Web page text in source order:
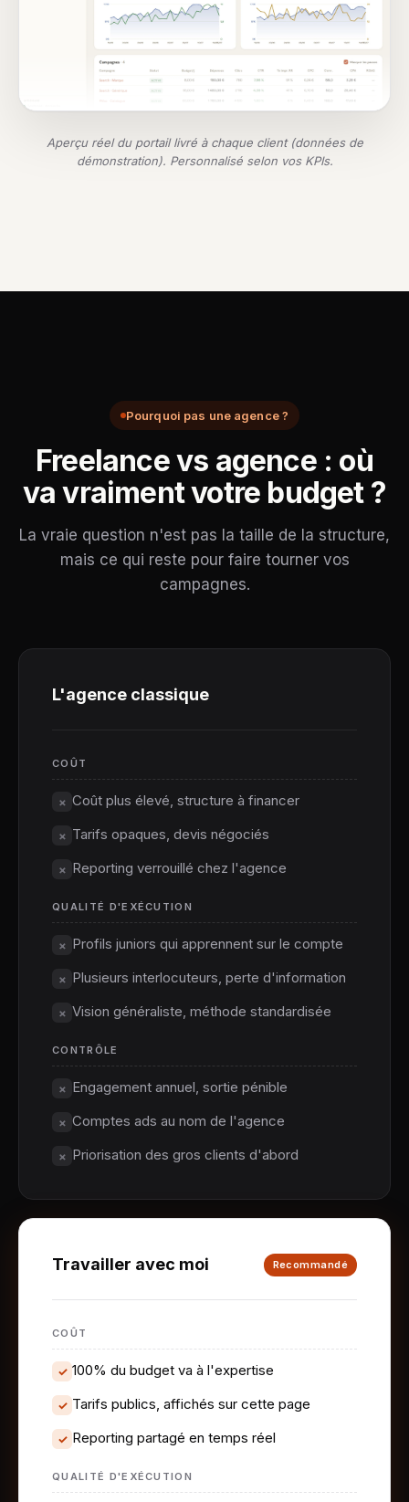
Aperçu réel du portail livré à chaque client (données de
démonstration). Personnalisé selon vos KPIs.
Pourquoi pas une agence ?
Freelance vs agence : où
va vraiment votre budget ?
La vraie question n'est pas la taille de la structure,
mais ce qui reste pour faire tourner vos
campagnes.
L'agence classique
COÛT
× Coût plus élevé, structure à financer
× Tarifs opaques, devis négociés
× Reporting verrouillé chez l'agence
QUALITÉ D'EXÉCUTION
× Profils juniors qui apprennent sur le compte
× Plusieurs interlocuteurs, perte d'information
× Vision généraliste, méthode standardisée
CONTRÔLE
× Engagement annuel, sortie pénible
× Comptes ads au nom de l'agence
× Priorisation des gros clients d'abord
Travailler avec moi Recommandé
COÛT
✓ 100% du budget va à l'expertise
✓ Tarifs publics, affichés sur cette page
✓ Reporting partagé en temps réel
QUALITÉ D'EXÉCUTION